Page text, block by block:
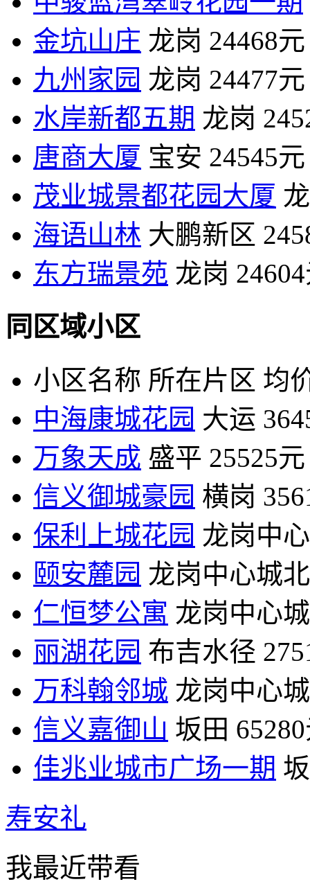
金坑山庄 龙岗 24468元
九州家园 龙岗 24477元
水岸新都五期 龙岗
唐商大厦 宝安 24545元
茂业城景都花园大厦
海语山林 大鹏新区
东方瑞景苑 龙岗
同区域小区
小区名称 所在片区 均
中海康城花园 大运
万象天成 盛平 25525元
信义御城豪园 横岗
保利上城花园 龙岗中
颐安麓园 龙岗中心城北
仁恒梦公寓 龙岗中心
丽湖花园 布吉水径
万科翰邻城 龙岗中心
信义嘉御山 坂田
佳兆业城市广场一期
寿安礼
我最近带看